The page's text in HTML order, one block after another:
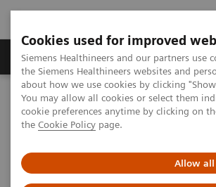
Cookies used for improved
Siemens Healthineers and our partners
the Siemens Healthineers websites and
about how we use cookies by clicking
You may allow all cookies or select them
cookie preferences anytime by clicking on
the Cookie Policy page.
Allow all
製品＆サービス サポート情報
ホーム 体外診断薬・機器
生化学・免疫
Atellica CI Analyzer